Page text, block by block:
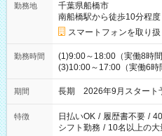
勤務地
千葉県船橋市
南船橋駅から徒歩10分程度
スマートフォンを取り
勤務時間
(1)9:00～18:00（実働8時
(3)10:00～17:00（実働6
期間 長期 2026年9月スタート
特徴 日払いOK / 履歴書不要 /
シフト勤務 / 10名以上の大